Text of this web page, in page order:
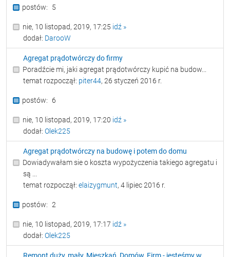
5
nie, 10 listopad, 2019, 17:25 idź »
dodał: DarooW
Agregat prądotwórczy do firmy
Poradźcie mi, jaki agregat prądotwórczy kupić na budow...
temat rozpoczął: piter44, 26 styczeń 2016 r.
6
nie, 10 listopad, 2019, 17:20 idź »
dodał: Olek225
Agregat prądotwórczy na budowę i potem do domu
Dowiadywałam sie o koszta wypożyczenia takiego agregatu i
są ...
temat rozpoczął: elaizygmunt, 4 lipiec 2016 r.
2
nie, 10 listopad, 2019, 17:17 idź »
dodał: Olek225